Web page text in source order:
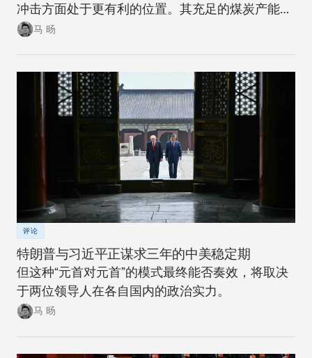
冲击方面处于更有利的位置。其充足的煤炭产能可
以在短期内确保稳定。同时，随着该国逐步推进摆
马 旸
评论
特朗普与习近平正谋求三年的中美稳定期
但这种“元首对元首”的模式最终能否奏效，将取决
于两位领导人在各自国内的政治实力。
马 旸